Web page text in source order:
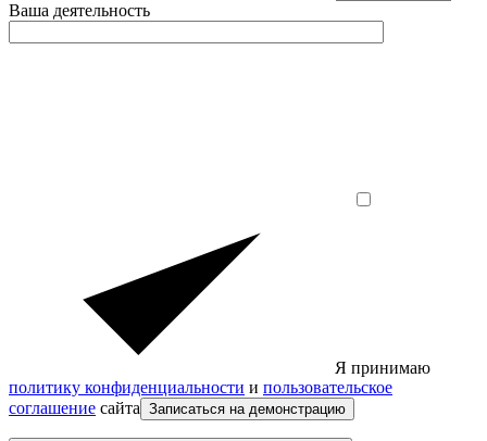
Ваша деятельность
Я принимаю
политику конфиденциальности и пользовательское
соглашение сайта Записаться на демонстрацию